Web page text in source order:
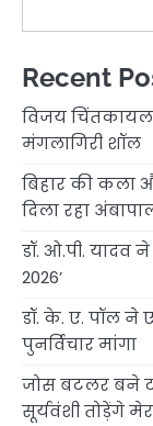
Recent
विजय
मंगलागिरी शॉल
बिहार की कला
दिला रहा
डॉ. ओ.पी. यादव ने
2026’
डॉ. के. ए. पॉल
पुनर्विचार मांगा
जोस बटलर बने
सूर्यवंशी तोड़ेंगे